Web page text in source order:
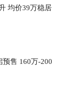
均价39万稳居
预售 160万-200